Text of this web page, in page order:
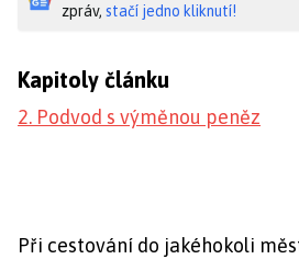
zpráv, stačí jedno kliknutí!
Kapitoly článku
2. Podvod s výměnou peněz
Při cestování do jakéhokoli